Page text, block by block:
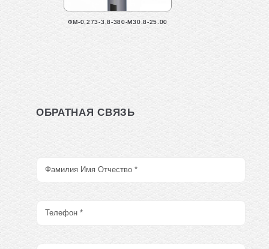
ФМ-0,273-3,8-380-М30.8-25.00
ОБРАТНАЯ СВЯЗЬ